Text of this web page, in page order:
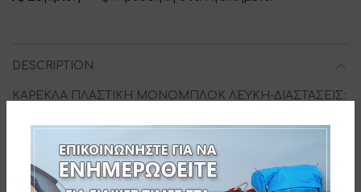
DESCRIPTION
ΚΑΡΕΚΛΑ ΠΛΑΣΤΙΚΗ ΜΟΝΟΜΠΛΟΚ ΛΕΥΚΗ-ΔΙΑΣΤΑΣΕΙΣ:
Barcode: 8410474425001